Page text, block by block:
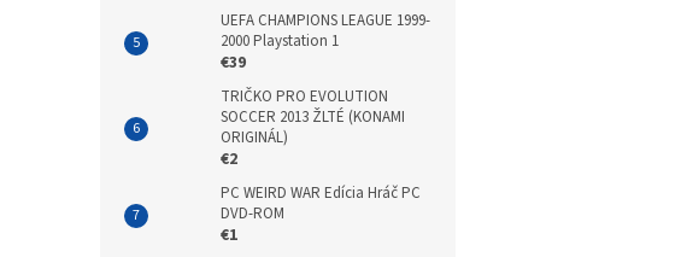
UEFA CHAMPIONS LEAGUE 1999-
2000 Playstation 1
€39
TRIČKO PRO EVOLUTION
SOCCER 2013 ŽLTÉ (KONAMI
ORIGINÁL)
€2
PC WEIRD WAR Edícia Hráč PC
DVD-ROM
€1